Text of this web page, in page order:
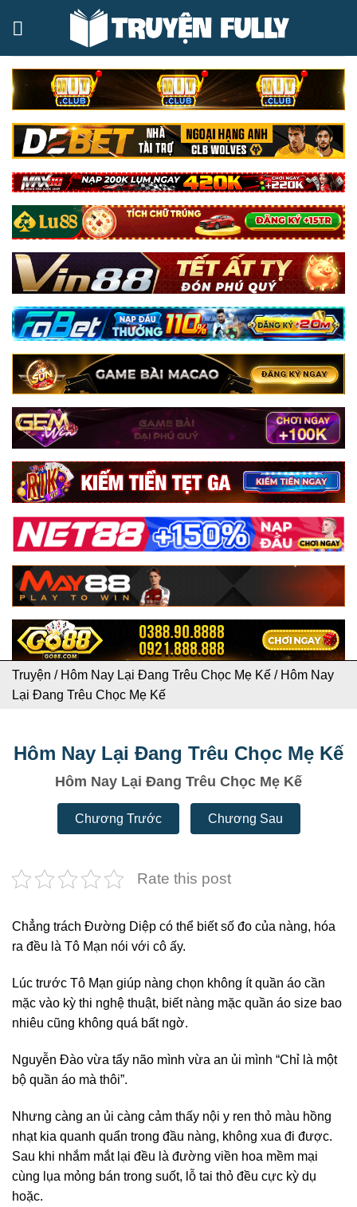
Truyện / Hôm Nay Lại Đang Trêu Chọc Mẹ Kế / Hôm Nay
Lại Đang Trêu Chọc Mẹ Kế
Hôm Nay Lại Đang Trêu Chọc Mẹ Kế
Hôm Nay Lại Đang Trêu Chọc Mẹ Kế
Chương Trước Chương Sau
Rate this post
Chẳng trách Đường Diệp có thể biết số đo của nàng, hóa
ra đều là Tô Mạn nói với cô ấy.
Lúc trước Tô Mạn giúp nàng chọn không ít quần áo cần
mặc vào kỳ thi nghệ thuật, biết nàng mặc quần áo size bao
nhiêu cũng không quá bất ngờ.
Nguyễn Đào vừa tẩy não mình vừa an ủi mình “Chỉ là một
bộ quần áo mà thôi”.
Nhưng càng an ủi càng cảm thấy nội y ren thỏ màu hồng
nhạt kia quanh quẩn trong đầu nàng, không xua đi được.
Sau khi nhắm mắt lại đều là đường viền hoa mềm mại
cùng lụa mỏng bán trong suốt, lỗ tai thỏ đều cực kỳ dụ
hoặc.